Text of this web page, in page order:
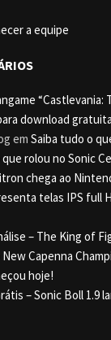
a equipe
“Castlevania:
download
em Saiba tudo o
rolou no Sonic
chega ao
telas IPS full
– The King of
Capenna
hoje!
– Sonic Boll 1.9